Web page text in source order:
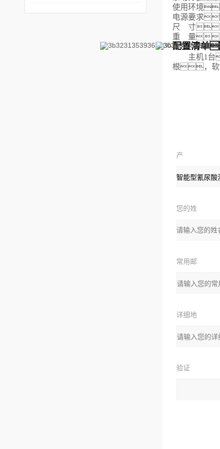
使用环境
电源要求
尺 寸：
重 量
配置清单
主机1
根，软
产
品：
您的姓
名：
常用邮
箱：
详细地
址：
验证